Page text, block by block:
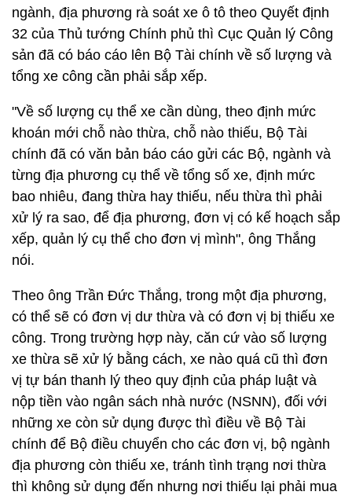
ngành, địa phương rà soát xe ô tô theo Quyết định
32 của Thủ tướng Chính phủ thì Cục Quản lý Công
sản đã có báo cáo lên Bộ Tài chính về số lượng và
tổng xe công cần phải sắp xếp.
"Về số lượng cụ thể xe cần dùng, theo định mức
khoán mới chỗ nào thừa, chỗ nào thiếu, Bộ Tài
chính đã có văn bản báo cáo gửi các Bộ, ngành và
từng địa phương cụ thể về tổng số xe, định mức
bao nhiêu, đang thừa hay thiếu, nếu thừa thì phải
xử lý ra sao, để địa phương, đơn vị có kế hoạch sắp
xếp, quản lý cụ thể cho đơn vị mình", ông Thắng
nói.
Theo ông Trần Đức Thắng, trong một địa phương,
có thể sẽ có đơn vị dư thừa và có đơn vị bị thiếu xe
công. Trong trường hợp này, căn cứ vào số lượng
xe thừa sẽ xử lý bằng cách, xe nào quá cũ thì đơn
vị tự bán thanh lý theo quy định của pháp luật và
nộp tiền vào ngân sách nhà nước (NSNN), đối với
những xe còn sử dụng được thì điều về Bộ Tài
chính để Bộ điều chuyển cho các đơn vị, bộ ngành
địa phương còn thiếu xe, tránh tình trạng nơi thừa
thì không sử dụng đến nhưng nơi thiếu lại phải mua